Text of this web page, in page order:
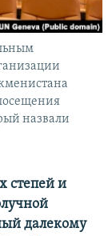
назвали
степей и
далекому